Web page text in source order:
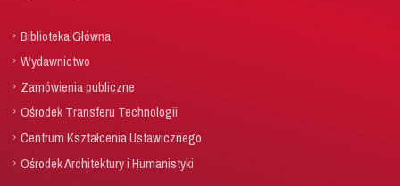
Biblioteka Główna
Wydawnictwo
Zamówienia publiczne
Ośrodek Transferu Technologii
Centrum Kształcenia Ustawicznego
Ośrodek Architektury i Humanistyki